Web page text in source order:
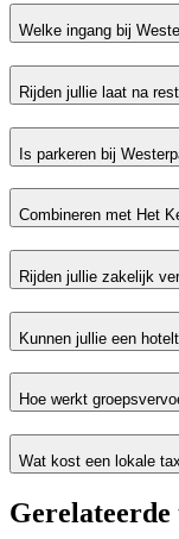
Welke ingang bij
Rijden jullie laat na
Is parkeren bij
Combineren met Het
Rijden jullie zakelijk
Kunnen jullie een
Hoe werkt
Wat kost een lokale